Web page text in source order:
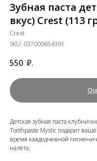
Зубная паста
вкус) Crest (113
Crest
SKU: 037000654391
550 ₽.
Детская зубная паста
Toothpaste Mystic подарит
время каждодневной
налёта.